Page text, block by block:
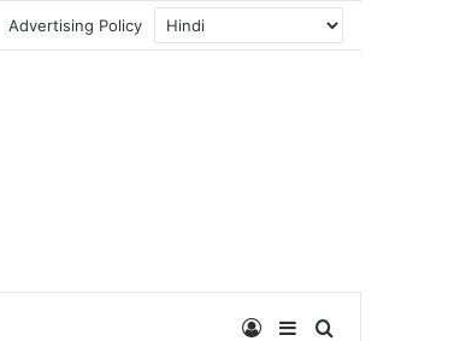
Advertising Policy
Log InSidebar